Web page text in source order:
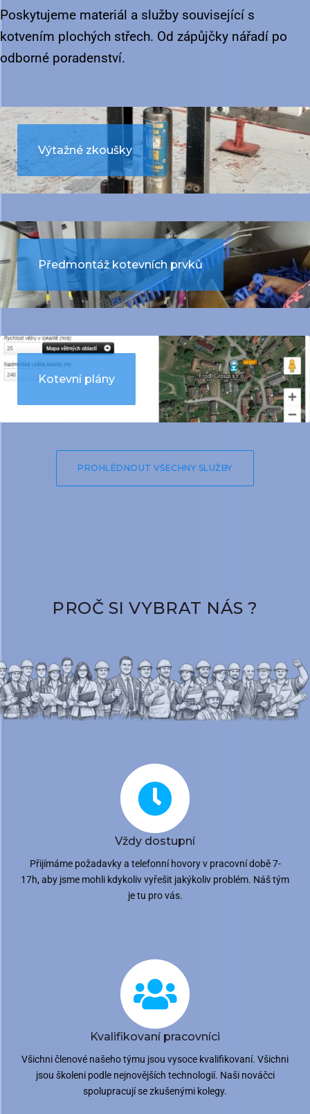
Poskytujeme materiál a služby související s
kotvením plochých střech. Od zápůjčky nářadí po
odborné poradenství.
Výtažné zkoušky
Předmontáž kotevních prvků
Kotevní plány
PROHLÉDNOUT VŠECHNY SLUŽBY
PROČ SI VYBRAT NÁS ?
Vždy dostupní
Přijímáme požadavky a telefonní hovory v pracovní době 7-
17h, aby jsme mohli kdykoliv vyřešit jakýkoliv problém. Náš tým
je tu pro vás.
Kvalifikovaní pracovníci
Všichni členové našeho týmu jsou vysoce kvalifikovaní. Všichni
jsou školeni podle nejnovějších technologií. Naši nováčci
spolupracují se zkušenými kolegy.